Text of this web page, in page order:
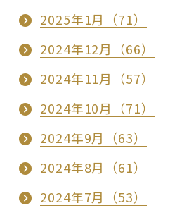
2025年1月（71）
2024年12月（66）
2024年11月（57）
2024年10月（71）
2024年9月（63）
2024年8月（61）
2024年7月（53）